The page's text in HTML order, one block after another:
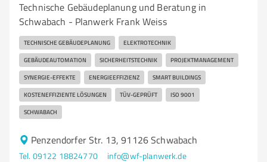
Technische Gebäudeplanung und Beratung in
Schwabach - Planwerk Frank Weiss
TECHNISCHE GEBÄUDEPLANUNG ELEKTROTECHNIK
GEBÄUDEAUTOMATION SICHERHEITSTECHNIK PROJEKTMANAGEMENT
SYNERGIE-EFFEKTE ENERGIEEFFIZIENZ SMART BUILDINGS
KOSTENEFFIZIENTE LÖSUNGEN TÜV-GEPRÜFT ISO 9001
SCHWABACH
Penzendorfer Str. 13, 91126 Schwabach
Tel. 09122 18824770
info@wf-planwerk.de